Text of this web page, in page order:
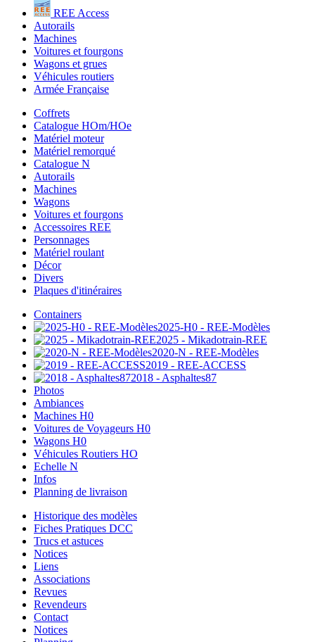
REE Access
Autorails
Machines
Voitures et fourgons
Wagons et grues
Véhicules routiers
Armée Française
Coffrets
Catalogue HOm/HOe
Matériel moteur
Matériel remorqué
Catalogue N
Autorails
Machines
Wagons
Voitures et fourgons
Accessoires REE
Personnages
Matériel roulant
Décor
Divers
Plaques d'itinéraires
Containers
2025-H0 - REE-Modèles
2025 - Mikadotrain-REE
2020-N - REE-Modèles
2019 - REE-ACCESS
2018 - Asphaltes87
Photos
Ambiances
Machines H0
Voitures de Voyageurs H0
Wagons H0
Véhicules Routiers HO
Echelle N
Infos
Planning de livraison
Historique des modèles
Fiches Pratiques DCC
Trucs et astuces
Notices
Liens
Associations
Revues
Revendeurs
Contact
Notices